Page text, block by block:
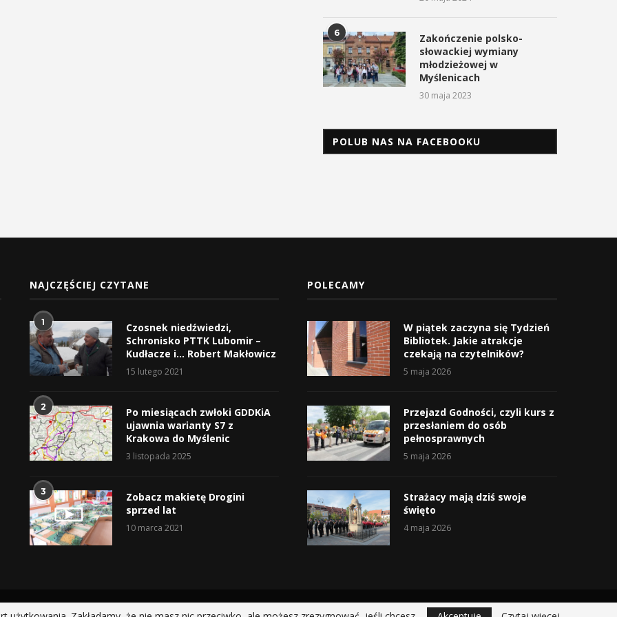
6
Zakończenie polsko-
słowackiej wymiany
młodzieżowej w
Myślenicach
30 maja 2023
POLUB NAS NA FACEBOOKU
NAJCZĘŚCIEJ CZYTANE
1
Czosnek niedźwiedzi,
Schronisko PTTK Lubomir –
Kudłacze i… Robert Makłowicz
15 lutego 2021
2
Po miesiącach zwłoki GDDKiA
ujawnia warianty S7 z
Krakowa do Myślenic
3 listopada 2025
3
Zobacz makietę Drogini
sprzed lat
10 marca 2021
POLECAMY
W piątek zaczyna się Tydzień
Bibliotek. Jakie atrakcje
czekają na czytelników?
5 maja 2026
Przejazd Godności, czyli kurs z
przesłaniem do osób
pełnosprawnych
5 maja 2026
Strażacy mają dziś swoje
święto
4 maja 2026
@2019 - All Right Reserved.